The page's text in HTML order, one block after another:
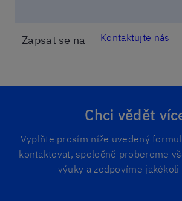
Zapsat se na Kontaktujte nás
Chci vědět
Vyplňte prosím níže uvedený
kontaktovat, společně probereme
výuky a zodpovíme jakékoli